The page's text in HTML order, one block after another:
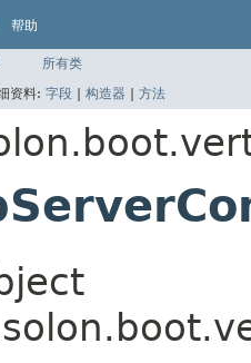
帮助
所有类
资料: 字段 | 构造器 | 方法